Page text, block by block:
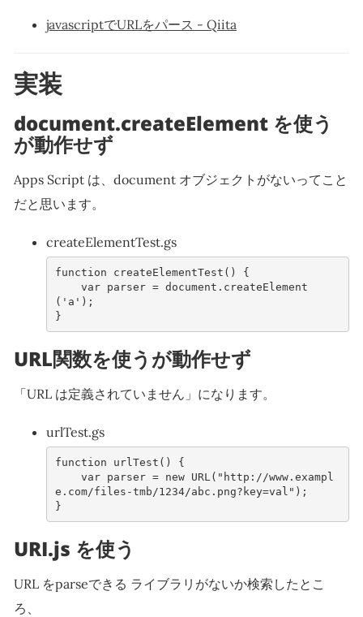
javascriptでURLをパース - Qiita
実装
document.createElement を使う
が動作せず
Apps Script は、document オブジェクトがないってこと
だと思います。
createElementTest.gs
function createElementTest ()
{
var
parser = document . createElement
( 'a' );
}
URL関数を使うが動作せず
「URL は定義されていません」になります。
urlTest.gs
function urlTest ()
{
var
parser = new URL ( "http://www.exampl
e.com/files-tmb/1234/abc.png?key=val" );
}
URI.js を使う
URL をparseできる ライブラリがないか検索したとこ
ろ、